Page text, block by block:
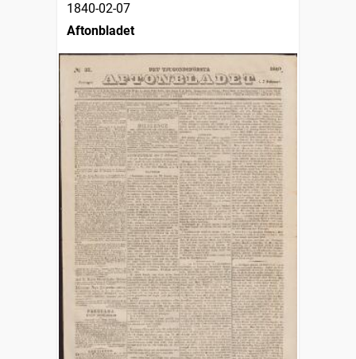
1840-02-07
Aftonbladet